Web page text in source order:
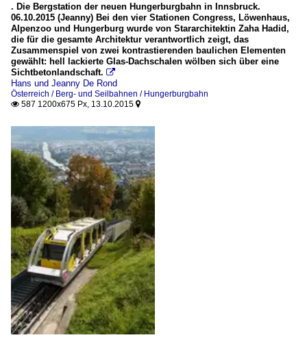
. Die Bergstation der neuen Hungerburgbahn in Innsbruck.
06.10.2015 (Jeanny) Bei den vier Stationen Congress, Löwenhaus,
Alpenzoo und Hungerburg wurde von Stararchitektin Zaha Hadid,
die für die gesamte Architektur verantwortlich zeigt, das
Zusammenspiel von zwei kontrastierenden baulichen Elementen
gewählt: hell lackierte Glas-Dachschalen wölben sich über eine
Sichtbetonlandschaft. 
Hans und Jeanny De Rond
Österreich / Berg- und Seilbahnen / Hungerburgbahn
 587 1200x675 Px, 13.10.2015 